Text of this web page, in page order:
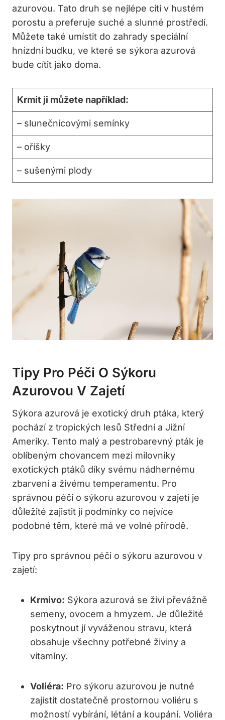
azurovou. Tato druh se nejlépe cítí v hustém
porostu a preferuje suché a slunné prostředí.
Můžete také umístit do zahrady speciální
hnízdní budku, ve které se sýkora azurová
bude cítit jako doma.
Krmit ji můžete například:
– slunečnicovými semínky
– oříšky
– sušenými plody
Tipy Pro Péči O Sýkoru
Azurovou V Zajetí
Sýkora azurová je exotický druh ptáka, který
pochází z tropických lesů Střední a Jižní
Ameriky. Tento malý a pestrobarevný pták je
oblíbeným chovancem mezi milovníky
exotických ptáků díky svému nádhernému
zbarvení a živému temperamentu. Pro
správnou péči o sýkoru azurovou v zajetí je
důležité zajistit jí podmínky co nejvíce
podobné těm, které má ve volné přírodě.
Tipy pro správnou péči o sýkoru azurovou v
zajetí:
Krmivo: Sýkora azurová se živí převážně
semeny, ovocem a hmyzem. Je důležité
poskytnout jí vyváženou stravu, která
obsahuje všechny potřebné živiny a
vitamíny.
Voliéra: Pro sýkoru azurovou je nutné
zajistit dostatečně prostornou voliéru s
možností vybírání, létání a koupání. Voliéra